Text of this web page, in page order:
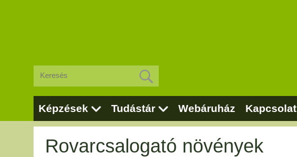
Képzések Tudástár Webáruház Kapcsolat
Rovarcsalogató növények